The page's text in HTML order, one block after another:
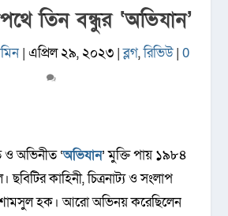
তিন বন্ধুর ‘অভিযান’
| এপ্রিল ২৯, ২০২৩|ব্লগ,রিভিউ| 0
ও অভিনীত ‘অভিযান’ মুক্তি পায় ১৯৮৪
ছবিটির কাহিনী, চিত্রনাট্য ও সংলাপ
হক। আরো অভিনয় করেছিলেন